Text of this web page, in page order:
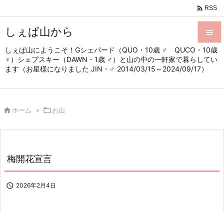
しぇぱ山から
しぇぱ山にようこそ！Gシェパード（QUO・10歳 ♂ QUCO・10歳
♀）シェプスキー（DAWN・1歳 ♂）と山の中の一軒家で暮らしてい
ます（お星様になりました JIN・♂ 2014/03/15～2024/09/17）


メニュ
サイド

 RSS
 ホーム > お山
梅開花宣言
 2026年2月4日